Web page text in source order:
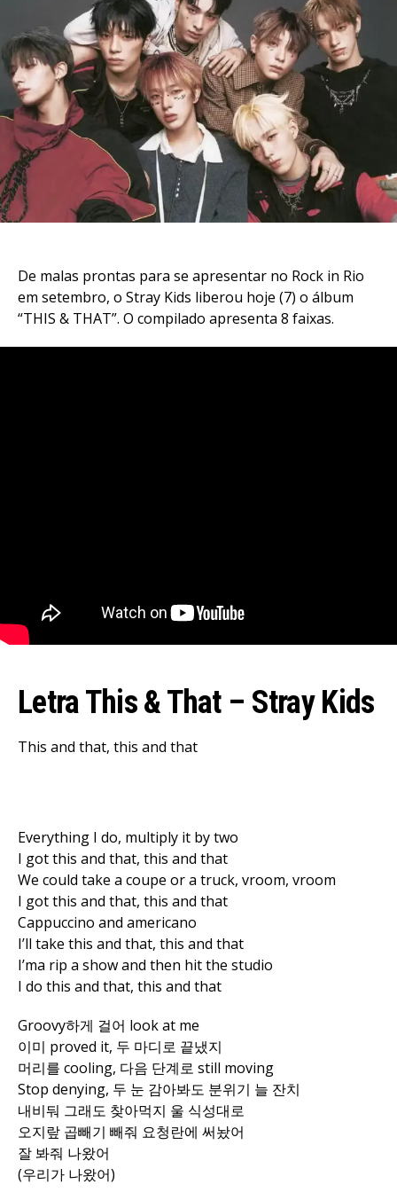
De malas prontas para se apresentar no Rock in Rio
em setembro, o Stray Kids liberou hoje (7) o álbum
“THIS & THAT”. O compilado apresenta 8 faixas.
Letra This & That – Stray Kids
This and that, this and that
Everything I do, multiply it by two
I got this and that, this and that
We could take a coupe or a truck, vroom, vroom
I got this and that, this and that
Cappuccino and americano
I’ll take this and that, this and that
I’ma rip a show and then hit the studio
I do this and that, this and that
Groovy하게 걸어 look at me
이미 proved it, 두 마디로 끝냈지
머리를 cooling, 다음 단계로 still moving
Stop denying, 두 눈 감아봐도 분위기 늘 잔치
내비둬 그래도 찾아먹지 울 식성대로
오지랖 곱빼기 빼줘 요청란에 써놨어
잘 봐줘 나왔어
(우리가 나왔어)
Flipboard
Pinterest
Whatsapp
Email